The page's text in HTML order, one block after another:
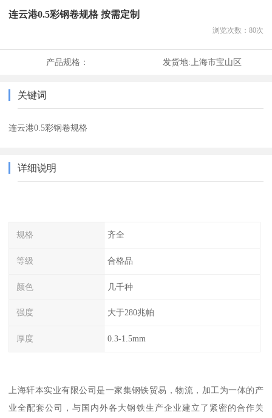
连云港0.5彩钢卷规格 按需定制
浏览次数： 80次
产品规格： 发货地: 上海市宝山区
关键词
连云港0.5彩钢卷规格
详细说明
规格 齐全
等级 合格品
颜色 几千种
强度 大于280兆帕
厚度 0.3-1.5mm
上海轩本实业有限公司是一家集钢铁贸易，物流，加工为一体的产
业全配套公司，与国内外各大钢铁生产企业建立了紧密的合作关